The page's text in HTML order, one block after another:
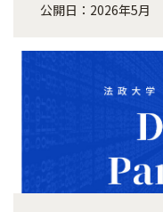
公開日：2026年5月